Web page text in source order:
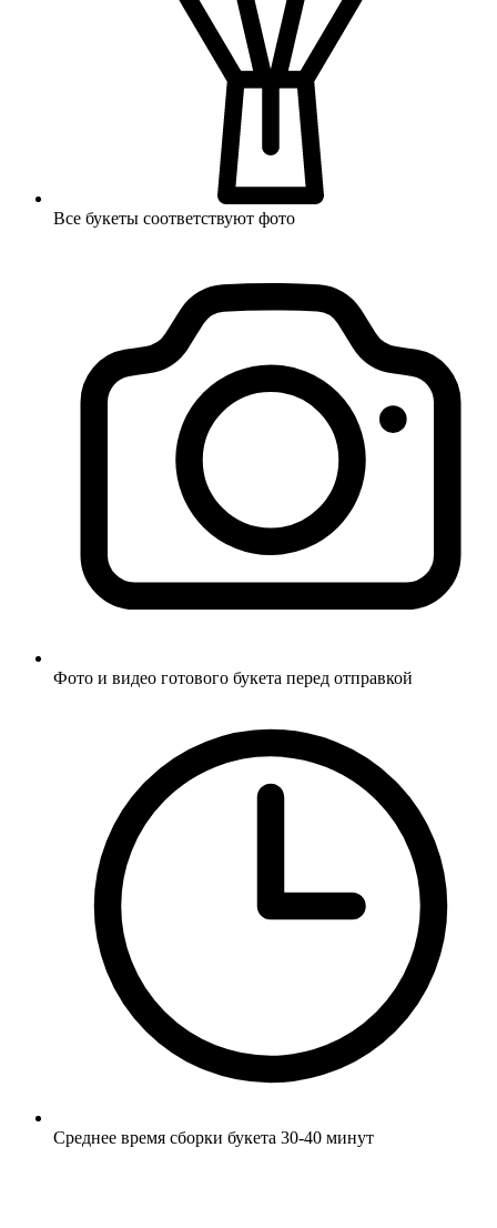
Все букеты соответствуют фото
Фото и видео готового букета перед отправкой
Среднее время сборки букета 30-40 минут